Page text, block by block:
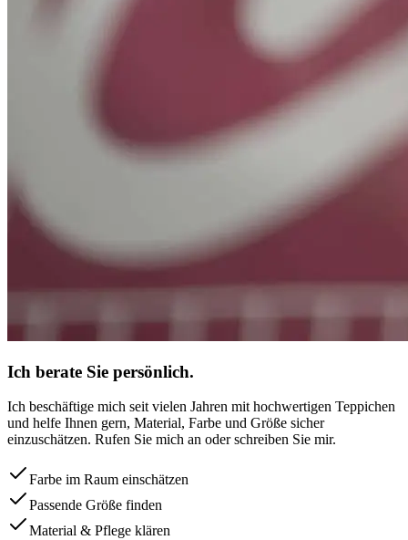
Ich berate Sie persönlich.
Ich beschäftige mich seit vielen Jahren mit hochwertigen Teppichen
und helfe Ihnen gern, Material, Farbe und Größe sicher
einzuschätzen. Rufen Sie mich an oder schreiben Sie mir.
Farbe im Raum einschätzen
Passende Größe finden
Material & Pflege klären